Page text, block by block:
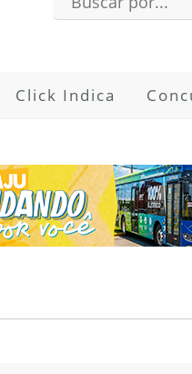
Click Indica